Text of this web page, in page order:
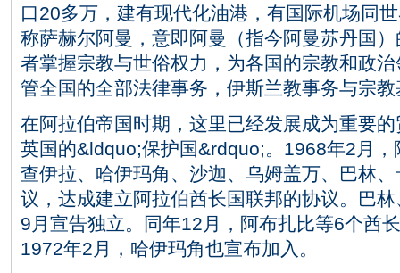
口20多万，建有现代化油港，有国际机场同
称萨赫尔阿曼，意即阿曼（指今阿曼苏丹国
者掌握宗教与世俗权力，为各国的宗教和政
管全国的全部法律事务，伊斯兰教事务与宗
在阿拉伯帝国时期，这里已经发展成为重要
英国的&ldquo;保护国&rdquo;。1968年2月
查伊拉、哈伊玛角、沙迦、乌姆盖万、巴林
议，达成建立阿拉伯酋长国联邦的协议。巴
9月宣告独立。同年12月，阿布扎比等6个酋
1972年2月，哈伊玛角也宣布加入。